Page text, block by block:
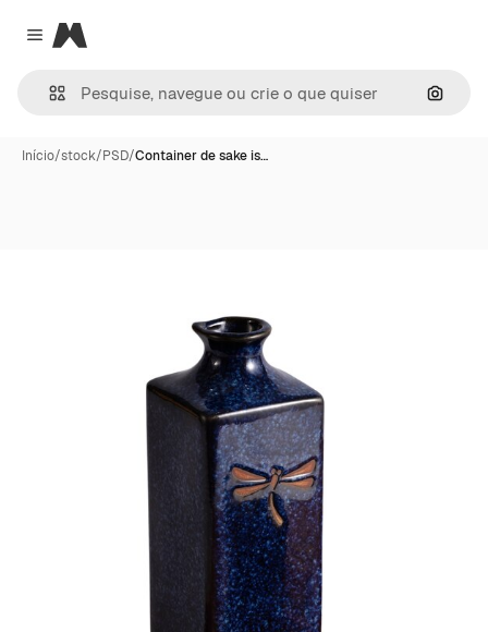
Close menu
Magnific
Início/stock/PSD/Container de sake is…